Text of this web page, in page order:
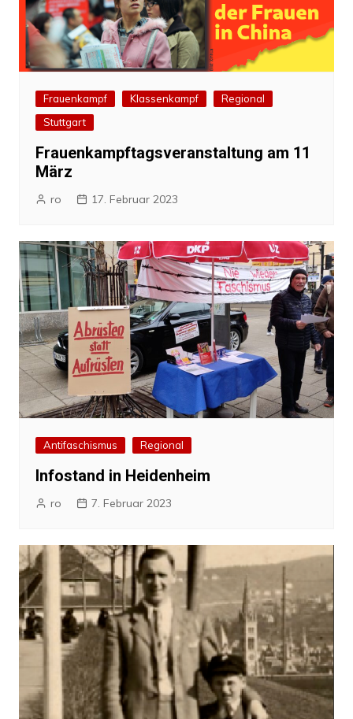
Frauenkampf Klassenkampf
Regional
Stuttgart
Frauenkampftagsveranstaltung am 11
März
ro 17. Februar 2023
Antifaschismus Regional
Infostand in Heidenheim
ro 7. Februar 2023